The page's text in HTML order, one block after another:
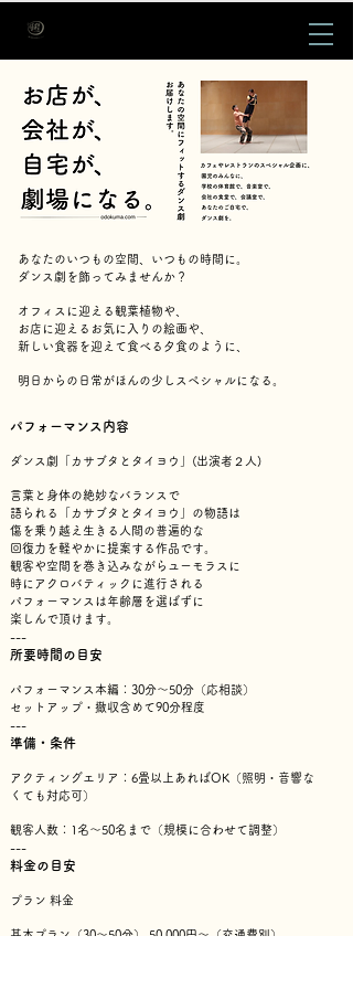
あなたのいつもの空間、いつもの時間に。
ダンス劇を飾ってみませんか？
オフィスに迎える観葉植物や、
お店に迎えるお気に入りの絵画や、
新しい食器を迎えて食べる夕食のように、
明日からの日常がほんの少しスペシャルになる。
パフォーマンス内容
ダンス劇「カサブタとタイヨウ」(出演者２人)
言葉と身体の絶妙なバランスで
語られる「カサブタとタイヨウ」の物語は
傷を乗り越え生きる人間の普遍的な
回復力を軽やかに提案する作品です。
観客や空間を巻き込みながらユーモラスに
時にアクロバティックに進行される
パフォーマンスは年齢層を選ばずに
楽しんで頂けます。
---
所要時間の目安
パフォーマンス本編：30分〜50分（応相談）
セットアップ・撤収含めて90分程度
---
準備・条件
アクティングエリア：6畳以上あればOK（照明・音響な
くても対応可）
観客人数：1名〜50名まで（規模に合わせて調整）
---
料金の目安
プラン 料金
基本プラン（30〜50分） 50,000円〜（交通費別）